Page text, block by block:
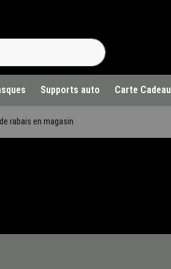
Supports auto Carte Cadeau
rabais en magasin